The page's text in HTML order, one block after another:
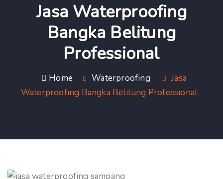
Jasa Waterproofing
Bangka Belitung
Professional
Home Waterproofing
Jasa
Waterproofing Bangka Belitung Professional